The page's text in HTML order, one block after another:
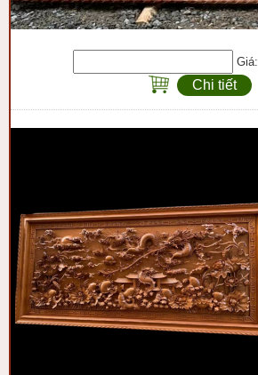
Giá:
Chi tiết